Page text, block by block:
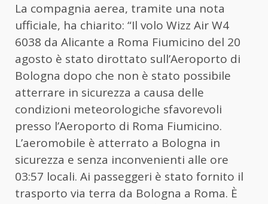
La compagnia aerea, tramite una nota
ufficiale, ha chiarito: “Il volo Wizz Air W4
6038 da Alicante a Roma Fiumicino del 20
agosto è stato dirottato sull’Aeroporto di
Bologna dopo che non è stato possibile
atterrare in sicurezza a causa delle
condizioni meteorologiche sfavorevoli
presso l’Aeroporto di Roma Fiumicino.
L’aeromobile è atterrato a Bologna in
sicurezza e senza inconvenienti alle ore
03:57 locali. Ai passeggeri è stato fornito il
trasporto via terra da Bologna a Roma. È